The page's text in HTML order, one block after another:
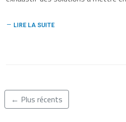
LIRE LA SUITE
← Plus récents